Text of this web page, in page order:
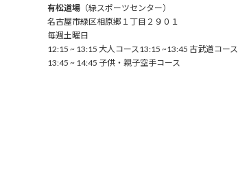
有松道場（緑スポーツセンター）
名古屋市緑区相原郷１丁目２９０１
毎週土曜日
12:15 ~ 13:15 大人コース13:15 ~13:45 古武道コース
13:45 ~ 14:45 子供・親子空手コース